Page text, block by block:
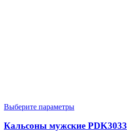
Выберите параметры
Кальсоны мужские PDK3033